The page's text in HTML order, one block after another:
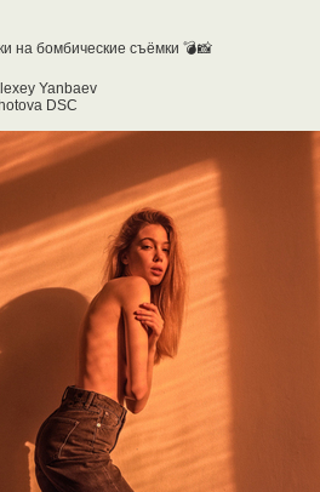
на бомбические съёмки 💣📸
Yanbaev
DSC